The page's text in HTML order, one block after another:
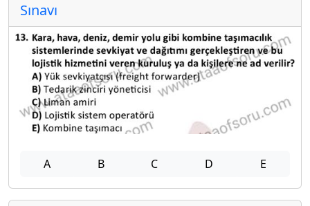
Sınavı
A B C D E